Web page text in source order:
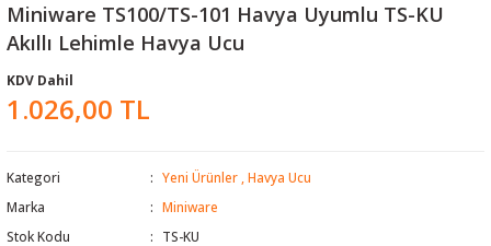
Cihazı
Kameralar
Miniware TS100/TS-101 Havya Uyumlu TS-KU
Akıllı Lehimle Havya Ucu
KDV Dahil
1.026,00 TL
Kategori Yeni Ürünler Havya Ucu
Marka
Miniware
Stok Kodu
TS-KU